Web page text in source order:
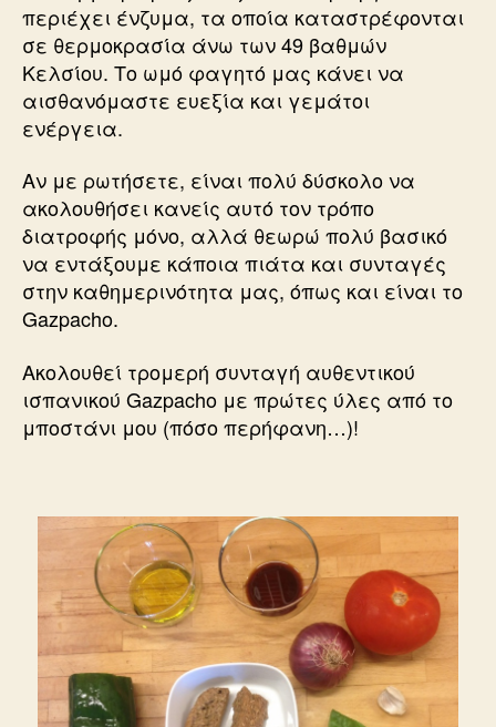
περιέχει ένζυμα, τα οποία καταστρέφονται
σε θερμοκρασία άνω των 49 βαθμών
Κελσίου. Το ωμό φαγητό μας κάνει να
αισθανόμαστε ευεξία και γεμάτοι
ενέργεια.
Αν με ρωτήσετε, είναι πολύ δύσκολο να
ακολουθήσει κανείς αυτό τον τρόπο
διατροφής μόνο, αλλά θεωρώ πολύ βασικό
να εντάξουμε κάποια πιάτα και συνταγές
στην καθημερινότητα μας, όπως και είναι το
Gazpacho.
Ακολουθεί τρομερή συνταγή αυθεντικού
ισπανικού Gazpacho με πρώτες ύλες από το
μποστάνι μου (πόσο περήφανη…)!